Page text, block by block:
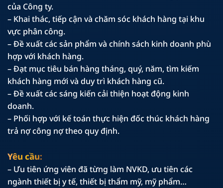
của Công ty.
– Khai thác, tiếp cận và chăm sóc khách hàng tại khu
vực phân công.
– Đề xuất các sản phẩm và chính sách kinh doanh phù
hợp với khách hàng.
– Đạt mục tiêu bán hàng tháng, quý, năm, tìm kiếm
khách hàng mới và duy trì khách hàng cũ.
– Đề xuất các sáng kiến cải thiện hoạt động kinh
doanh.
– Phối hợp với kế toán thực hiện đốc thúc khách hàng
trả nợ công nợ theo quy định.
Yêu cầu:
– Ưu tiên ứng viên đã từng làm NVKD, ưu tiên các
ngành thiết bị y tế, thiết bị thẩm mỹ, mỹ phẩm…